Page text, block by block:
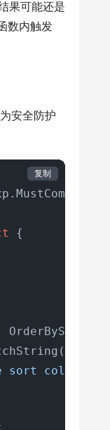
果可能还是
数内触发
安全防护
{
OrderBySQL()
sort column: "
复制